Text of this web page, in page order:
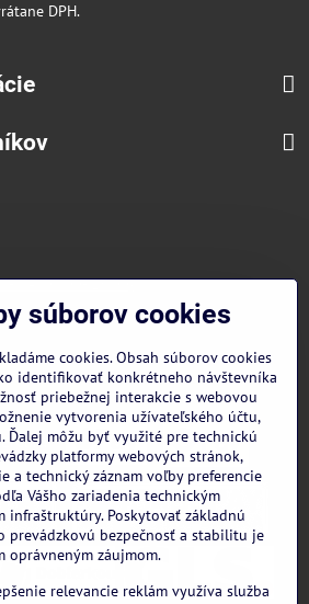
DPH.
PIA: 09:00- 15:00)
súborov cookies
cookies. Obsah súborov cookies
identifikovať konkrétneho návštevníka
priebežnej interakcie s webovou
vytvorenia užívateľského účtu,
Ďalej môžu byť využité pre technickú
platformy webových stránok,
a technický záznam voľby preferencie
Vášho zariadenia technickým
infraštruktúry. Poskytovať základnú
prevádzkovú bezpečnosť a stabilitu je
oprávneným záujmom.
relevancie reklám využíva služba